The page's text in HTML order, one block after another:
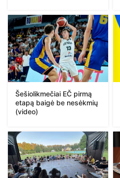
Šešiolikmečiai EČ pirmą
etapą baigė be nesėkmių
(video)